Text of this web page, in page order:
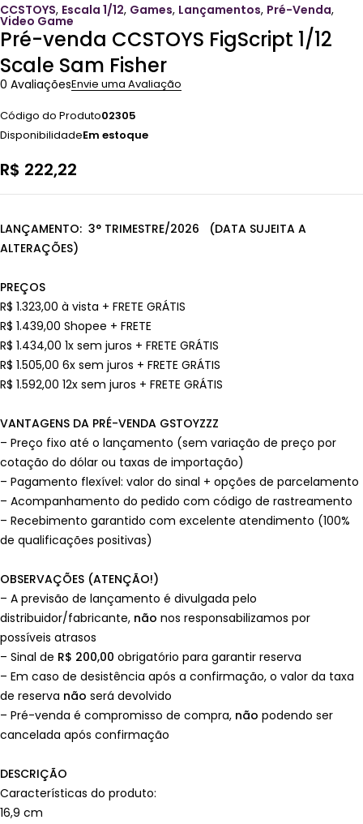
CCSTOYS, Escala 1/12, Games, Lançamentos, Pré-Venda,
Video Game
Pré-venda CCSTOYS FigScript 1/12
Scale Sam Fisher
0 AvaliaçõesEnvie uma Avaliação
Código do Produto02305
DisponibilidadeEm estoque
R$ 222,22
LANÇAMENTO: 3° TRIMESTRE/2026 (DATA SUJEITA A
ALTERAÇÕES)
PREÇOS
R$ 1.323,00 à vista + FRETE GRÁTIS
R$ 1.439,00 Shopee + FRETE
R$ 1.434,00 1x sem juros + FRETE GRÁTIS
R$ 1.505,00 6x sem juros + FRETE GRÁTIS
R$ 1.592,00 12x sem juros + FRETE GRÁTIS
VANTAGENS DA PRÉ-VENDA GSTOYZZZ
– Preço fixo até o lançamento (sem variação de preço por
cotação do dólar ou taxas de importação)
– Pagamento flexível: valor do sinal + opções de parcelamento
– Acompanhamento do pedido com código de rastreamento
– Recebimento garantido com excelente atendimento (100%
de qualificações positivas)
OBSERVAÇÕES (ATENÇÃO!)
– A previsão de lançamento é divulgada pelo
distribuidor/fabricante, não nos responsabilizamos por
possíveis atrasos
– Sinal de R$ 200,00 obrigatório para garantir reserva
– Em caso de desistência após a confirmação, o valor da taxa
de reserva não será devolvido
– Pré-venda é compromisso de compra, não podendo ser
cancelada após confirmação
DESCRIÇÃO
Características do produto:
16,9 cm